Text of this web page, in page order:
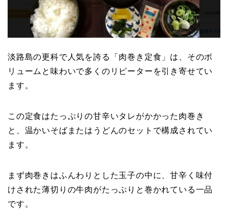
淡路島の更科で人気を誇る「肉巻き定食」は、そのボ
リュームと味わいで多くのリピーターを引き寄せてい
ます。
この定食はたっぷりの甘辛いタレがかかった肉巻き
と、温かいそばまたはうどんのセットで構成されてい
ます。
まず肉巻きはふんわりとした玉子の中に、甘辛く味付
けされた薄切りの牛肉がたっぷりと巻かれている一品
です。